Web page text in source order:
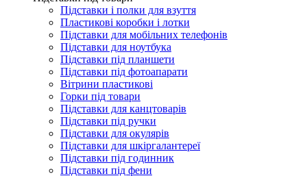
Підставки і полки для взуття
Пластикові коробки і лотки
Підставки для мобільних телефонів
Підставки для ноутбука
Підставки під планшети
Підставки під фотоапарати
Вітрини пластикові
Горки під товари
Підставки для канцтоварів
Підставки під ручки
Підставки для окулярів
Підставки для шкіргалантереї
Підставки під годинник
Підставки під фени